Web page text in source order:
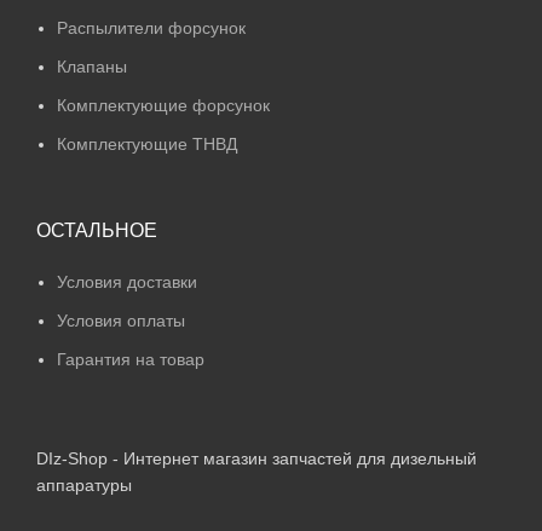
Распылители форсунок
Клапаны
Комплектующие форсунок
Комплектующие ТНВД
ОСТАЛЬНОЕ
Условия доставки
Условия оплаты
Гарантия на товар
DIz-Shop - Интернет магазин запчастей для дизельный
аппаратуры